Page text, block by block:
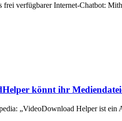
verfügbarer Internet-Chatbot:
könnt ihr
„VideoDownload Helper ist